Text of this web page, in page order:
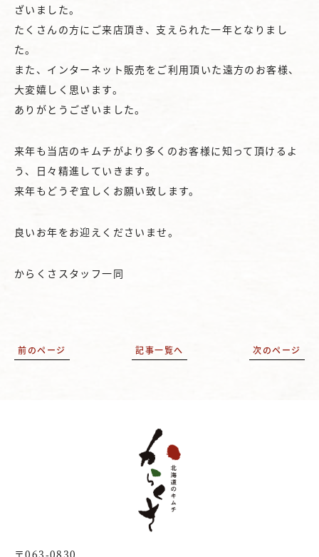
ざいました。
たくさんの方にご来店頂き、支えられた一年となりまし
た。
また、インターネット販売をご利用頂いた遠方のお客様、
大変嬉しく思います。
ありがとうございました。
来年も当店のキムチがより多くのお客様に知って頂けるよ
う、日々精進していきます。
来年もどうぞ宜しくお願い致します。
良いお年をお迎えくださいませ。
からくさスタッフ一同
前のページ 記事一覧へ 次のページ
〒063-0830